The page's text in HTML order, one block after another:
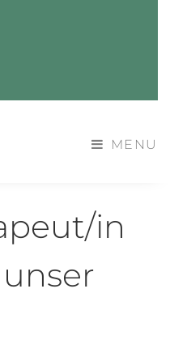
MENU
in